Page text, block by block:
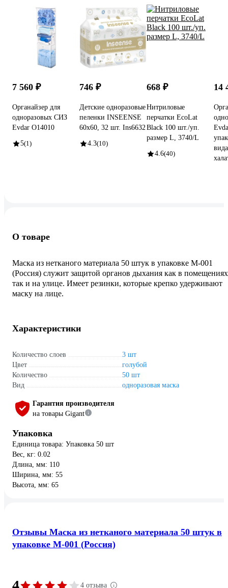
7 560 ₽
Органайзер для
одноразовых СИЗ
Evdar O14010
5(1)
746 ₽
Детские одноразовые
пеленки INSEENSE
60х60, 32 шт. Ins6632
4.3(10)
668 ₽
Нитриловые
перчатки EcoLat
Black 100 шт./уп.
размер L, 3740/L
4.6(40)
14
О товаре
Маска из нетканого материала 50 штук в упаковке M-001
(Россия) служит защитой органов дыхания как в
так и на улице. Имеет резинки, которые крепко удерживают
маску на лице.
Характеристики
Количество слоев
3 шт
Цвет
голубой
Количество
50 шт
Вид
одноразовая маска
Гарантия производителя
на товары Gigant
Упаковка
Единица товара: Упаковка 50 шт
Вес, кг: 0.02
Длина, мм: 110
Ширина, мм: 55
Высота, мм: 65
Отзывы Маска из нетканого материала 50 штук в
упаковке M-001 (Россия)
4 отзыва